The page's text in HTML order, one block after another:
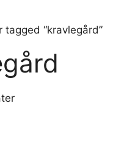
tagged “kravlegård”